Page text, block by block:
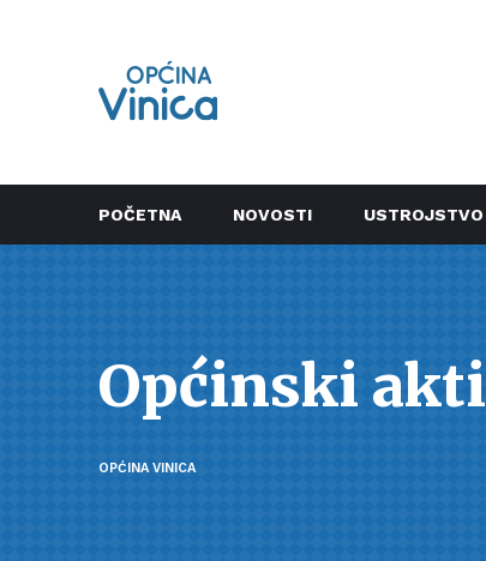
POČETNA NOVOSTI USTROJSTVO
Općinski akti
OPĆINA VINICA